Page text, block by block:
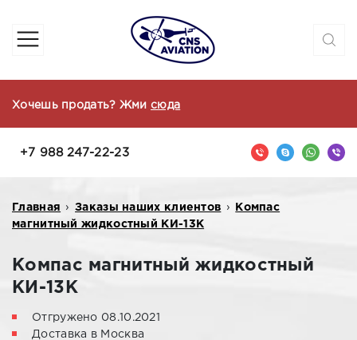
Хочешь продать? Жмисюда
+7 988 247-22-23
Главная › Заказы наших клиентов ›
Компас
магнитный жидкостный КИ-13К
Компас магнитный жидкостный
КИ-13К
Отгружено 08.10.2021
Доставка в Москва